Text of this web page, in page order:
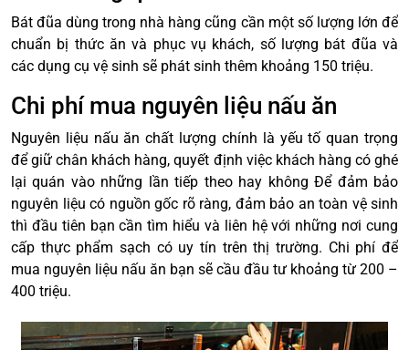
Bát đũa dùng trong nhà hàng cũng cần một số lượng lớn để
chuẩn bị thức ăn và phục vụ khách, số lượng bát đũa và
các dụng cụ vệ sinh sẽ phát sinh thêm khoảng 150 triệu.
Chi phí mua nguyên liệu nấu ăn
Nguyên liệu nấu ăn chất lượng chính là yếu tố quan trọng
để giữ chân khách hàng, quyết định việc khách hàng có ghé
lại quán vào những lần tiếp theo hay không Để đảm bảo
nguyên liệu có nguồn gốc rõ ràng, đảm bảo an toàn vệ sinh
thì đầu tiên bạn cần tìm hiểu và liên hệ với những nơi cung
cấp thực phẩm sạch có uy tín trên thị trường. Chi phí để
mua nguyên liệu nấu ăn bạn sẽ cầu đầu tư khoảng từ 200 –
400 triệu.